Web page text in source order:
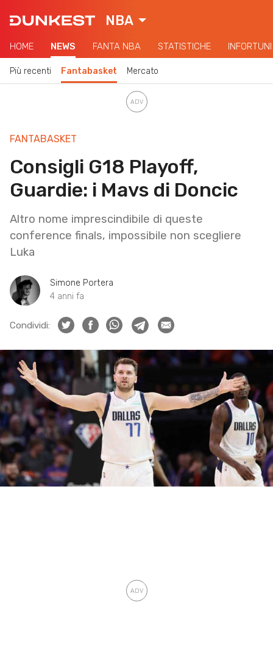
NBA
HOME NEWS FANTA NBA STATISTICHE INFORTUNI
Più recenti Fantabasket Mercato
FANTABASKET
Consigli G18 Playoff,
Guardie: i Mavs di Doncic
Altro nome imprescindibile di queste
conference finals, impossibile non scegliere
Luka
Simone Portera
4 anni fa
Condividi: